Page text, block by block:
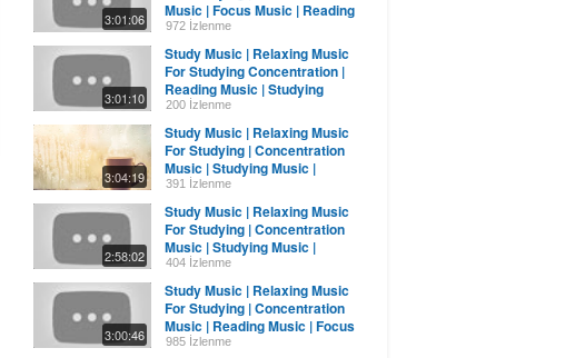
3:01:06
Music | Focus Music | Reading
Music
972 İzlenme
3:01:10
Study Music | Relaxing Music
For Studying Concentration |
Reading Music | Studying
Music
200 İzlenme
3:04:19
Study Music | Relaxing Music
For Studying | Concentration
Music | Studying Music |
Reading Music
391 İzlenme
2:58:02
Study Music | Relaxing Music
For Studying | Concentration
Music | Studying Music |
Reading Music
404 İzlenme
3:00:46
Study Music | Relaxing Music
For Studying | Concentration
Music | Reading Music | Focus
Music
985 İzlenme